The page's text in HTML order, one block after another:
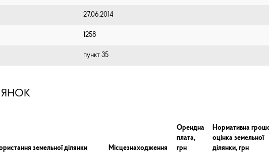
27.06.2014
1258
пункт 35
земельної ділянки Місцезнаходження
Орендна
плата,
грн
Нормативна
оцінка земельної
ділянки, грн